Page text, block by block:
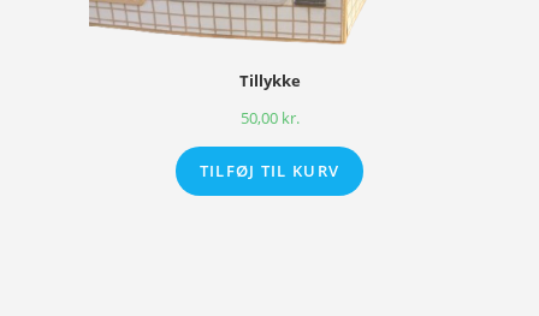
Tillykke
50,00 kr.
TILFØJ TIL KURV